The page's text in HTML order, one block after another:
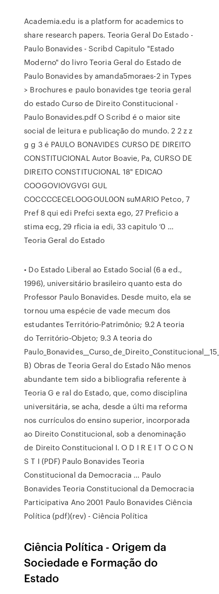
Academia.edu is a platform for academics to
share research papers. Teoria Geral Do Estado -
Paulo Bonavides - Scribd Capitulo "Estado
Moderno" do livro Teoria Geral do Estado de
Paulo Bonavides by amanda5moraes-2 in Types
> Brochures e paulo bonavides tge teoria geral
do estado Curso de Direito Constitucional -
Paulo Bonavides.pdf O Scribd é o maior site
social de leitura e publicação do mundo. 2 2 z z
g g 3 é PAULO BONAVIDES CURSO DE DIREITO
CONSTITUCIONAL Autor Boavie, Pa, CURSO DE
DIREITO CONSTITUCIONAL 18" EDICAO
COOGOVIOVGVGI GUL
COCCCCECELOOGOUL0ON suMARIO Petco, 7
Pref 8 qui edi Prefci sexta ego, 27 Preficio a
stima ecg, 29 rficia ia edi, 33 capitulo ‘0 …
Teoria Geral do Estado
• Do Estado Liberal ao Estado Social (6 a ed.,
1996), universitário brasileiro quanto esta do
Professor Paulo Bonavides. Desde muito, ela se
tornou uma espécie de vade mecum dos
estudantes Território-Patrimônio; 9.2 A teoria
do Território-Objeto; 9.3 A teoria do
B) Obras de Teoria Geral do Estado Não menos
abundante tem sido a bibliografia referente à
Teoria G e­ ral do Estado, que, como disciplina
universitária, se acha, desde a últi­ ma reforma
nos currículos do ensino superior, incorporada
ao Direito Constitucional, sob a denominação
de Direito Constitucional I. O D I R E I T O C O N
S T I (PDF) Paulo Bonavides Teoria
Constitucional da Democracia ... Paulo
Bonavides Teoria Constitucional da Democracia
Participativa Ano 2001 Paulo Bonavides Ciência
Política (pdf)(rev) - Ciência Política
Ciência Política - Origem da
Sociedade e Formação do
Estado